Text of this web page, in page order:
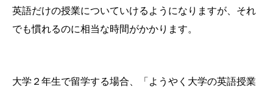
英語だけの授業についていけるようになりますが、それ
でも慣れるのに相当な時間がかかります。
大学２年生で留学する場合、「ようやく大学の英語授業